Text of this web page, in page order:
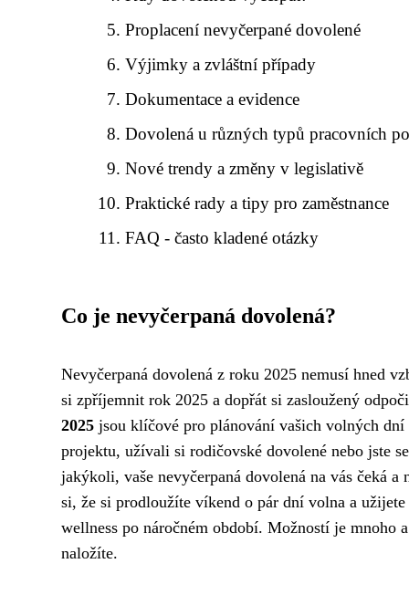
Proplacení nevyčerpané dovolené
Výjimky a zvláštní případy
Dokumentace a evidence
Dovolená u různých typů pracovních
Nové trendy a změny v legislativě
Praktické rady a tipy pro zaměstnance
FAQ - často kladené otázky
Co je nevyčerpaná dovolená?
Nevyčerpaná dovolená z roku 2025 nemusí hned
si zpříjemnit rok 2025 a dopřát si zasloužený
2025 jsou klíčové pro plánování vašich volných
projektu, užívali si rodičovské dovolené nebo jste
jakýkoli, vaše nevyčerpaná dovolená na vás čeká
si, že si prodloužíte víkend o pár dní volna a
wellness po náročném období. Možností je mnoho
naložíte.